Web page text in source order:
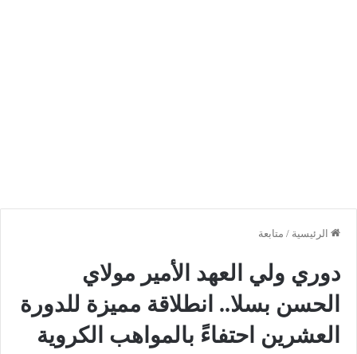
الرئيسية / متابعة
دوري ولي العهد الأمير مولاي
الحسن بسلا.. انطلاقة مميزة للدورة
العشرين احتفاءً بالمواهب الكروية